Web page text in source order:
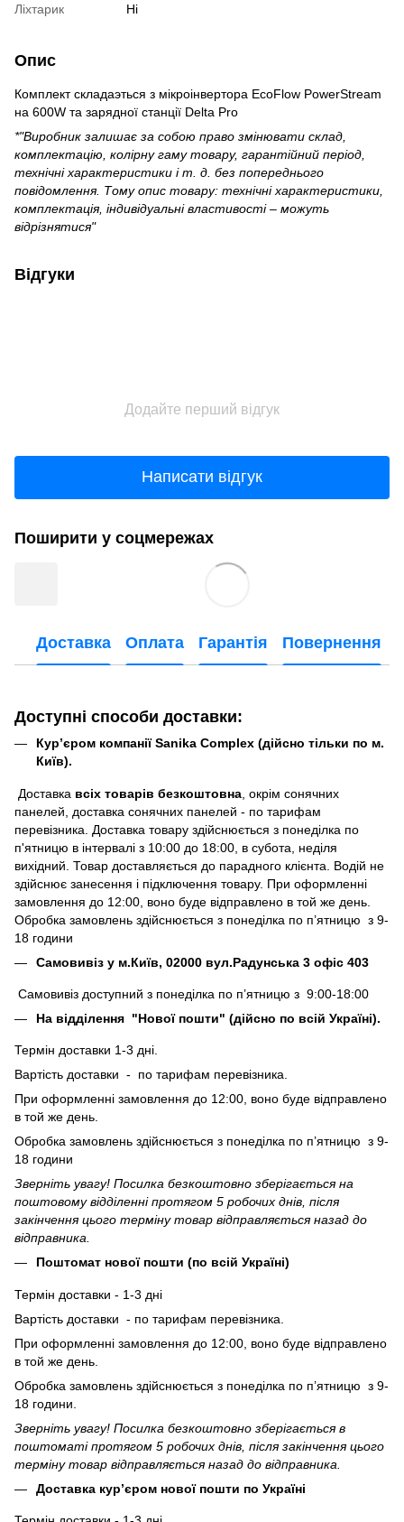
Ліхтарик
Ні
Опис
Комплект складаэться з мікроінвертора EcoFlow PowerStream
на 600W та зарядної станції Delta Pro
*"Виробник залишає за собою право змінювати склад,
комплектацію, колірну гаму товару, гарантійний період,
технічні характеристики і т. д. без попереднього
повідомлення. Тому опис товару: технічні характеристики,
комплектація, індивідуальні властивості – можуть
відрізнятися"
Відгуки
Додайте перший відгук
Написати відгук
Поширити у соцмережах
Доставка Оплата Гарантія Повернення
Доступні способи доставки:
Кур’єром компанії Sanika Complex (дійсно тільки по м.
Київ).
Доставка всіх товарів безкоштовна , окрім сонячних
панелей, доставка сонячних панелей - по тарифам
перевізника. Доставка товару здійснюється з понеділка по
п'ятницю в інтервалі з 10:00 до 18:00, в субота, неділя
вихідний. Товар доставляється до парадного клієнта. Водій не
здійснює занесення і підключення товару. При оформленні
замовлення до 12:00, воно буде відправлено в той же день.
Обробка замовлень здійснюється з понеділка по п’ятницю з 9-
18 години
Самовивіз у м.Київ, 02000 вул.Радунська 3 офіс 403
Самовивіз доступний з понеділка по п’ятницю з 9:00-18:00
На відділення "Нової пошти" (дійсно по всій Україні).
Термін доставки 1-3 дні.
Вартість доставки - по тарифам перевізника.
При оформленні замовлення до 12:00, воно буде відправлено
в той же день.
Обробка замовлень здійснюється з понеділка по п’ятницю з 9-
18 години
Зверніть увагу! Посилка безкоштовно зберігається на
поштовому відділенні протягом 5 робочих днів, після
закінчення цього терміну товар відправляється назад до
відправника.
Поштомат нової пошти (по всій Україні)
Термін доставки - 1-3 дні
Вартість доставки - по тарифам перевізника.
При оформленні замовлення до 12:00, воно буде відправлено
в той же день.
Обробка замовлень здійснюється з понеділка по п’ятницю з 9-
18 години.
Зверніть увагу! Посилка безкоштовно зберігається в
поштоматі протягом 5 робочих днів, після закінчення цього
терміну товар відправляється назад до відправника.
Доставка кур’єром нової пошти по Україні